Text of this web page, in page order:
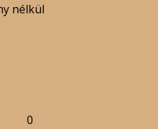
nélkül
0